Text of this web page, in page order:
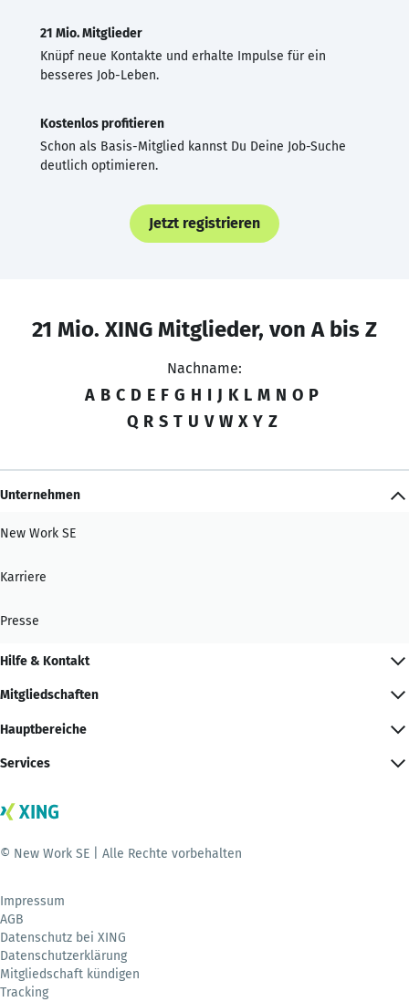
21 Mio. Mitglieder
Knüpf neue Kontakte und erhalte Impulse für ein
besseres Job-Leben.
Kostenlos profitieren
Schon als Basis-Mitglied kannst Du Deine Job-Suche
deutlich optimieren.
Jetzt registrieren
21 Mio. XING Mitglieder, von A bis Z
Nachname:
A B C D E F G H I J K L M N O P
Q R S T U V W X Y Z
Unternehmen
New Work SE
Karriere
Presse
Hilfe & Kontakt
Mitgliedschaften
Hauptbereiche
Services
© New Work SE | Alle Rechte vorbehalten
Impressum
AGB
Datenschutz bei XING
Datenschutzerklärung
Mitgliedschaft kündigen
Tracking